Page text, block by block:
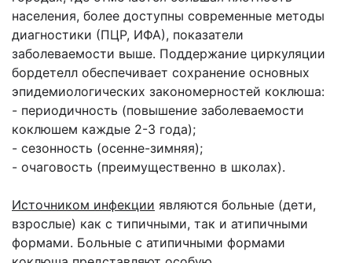
населения, более доступны современные методы
диагностики (ПЦР, ИФА), показатели
заболеваемости выше. Поддержание циркуляции
бордетелл обеспечивает сохранение основных
эпидемиологических закономерностей коклюша:
- периодичность (повышение заболеваемости
коклюшем каждые 2-3 года);
- сезонность (осенне-зимняя);
- очаговость (преимущественно в школах).
Источником инфекции являются больные (дети,
взрослые) как с типичными, так и атипичными
формами. Больные с атипичными формами